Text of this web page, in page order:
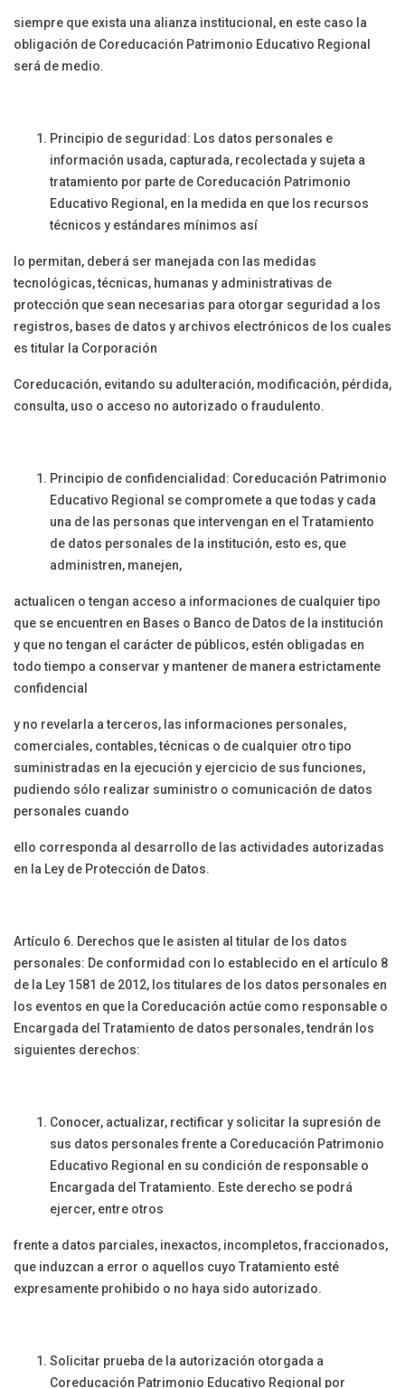
siempre que exista una alianza institucional, en este caso la
obligación de Coreducación Patrimonio Educativo Regional
será de medio.
Principio de seguridad: Los datos personales e
información usada, capturada, recolectada y sujeta a
tratamiento por parte de Coreducación Patrimonio
Educativo Regional, en la medida en que los recursos
técnicos y estándares mínimos así
lo permitan, deberá ser manejada con las medidas
tecnológicas, técnicas, humanas y administrativas de
protección que sean necesarias para otorgar seguridad a los
registros, bases de datos y archivos electrónicos de los cuales
es titular la Corporación
Coreducación, evitando su adulteración, modificación, pérdida,
consulta, uso o acceso no autorizado o fraudulento.
Principio de confidencialidad: Coreducación Patrimonio
Educativo Regional se compromete a que todas y cada
una de las personas que intervengan en el Tratamiento
de datos personales de la institución, esto es, que
administren, manejen,
actualicen o tengan acceso a informaciones de cualquier tipo
que se encuentren en Bases o Banco de Datos de la institución
y que no tengan el carácter de públicos, estén obligadas en
todo tiempo a conservar y mantener de manera estrictamente
confidencial
y no revelarla a terceros, las informaciones personales,
comerciales, contables, técnicas o de cualquier otro tipo
suministradas en la ejecución y ejercicio de sus funciones,
pudiendo sólo realizar suministro o comunicación de datos
personales cuando
ello corresponda al desarrollo de las actividades autorizadas
en la Ley de Protección de Datos.
Artículo 6. Derechos que le asisten al titular de los datos
personales: De conformidad con lo establecido en el artículo 8
de la Ley 1581 de 2012, los titulares de los datos personales en
los eventos en que la Coreducación actúe como responsable o
Encargada del Tratamiento de datos personales, tendrán los
siguientes derechos:
Conocer, actualizar, rectificar y solicitar la supresión de
sus datos personales frente a Coreducación Patrimonio
Educativo Regional en su condición de responsable o
Encargada del Tratamiento. Este derecho se podrá
ejercer, entre otros
frente a datos parciales, inexactos, incompletos, fraccionados,
que induzcan a error o aquellos cuyo Tratamiento esté
expresamente prohibido o no haya sido autorizado.
Solicitar prueba de la autorización otorgada a
Coreducación Patrimonio Educativo Regional por